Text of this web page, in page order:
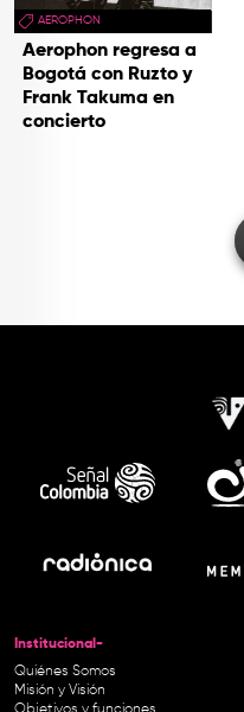
AEROPHON
Aerophon regresa a
Bogotá con Ruzto y
Frank Takuma en
concierto
Institucional-
Quiénes Somos
Misión y Visión
Objetivos y funciones